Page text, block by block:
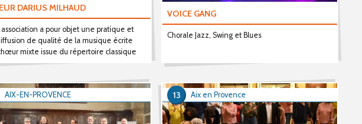
DARIUS MILHAUD
a pour objet une pratique et
de qualité de la musique écrite
mixte issue du répertoire classique
VOICE GANG
Chorale Jazz, Swing et Blues
AIX-EN-PROVENCE Aix en Provence
13